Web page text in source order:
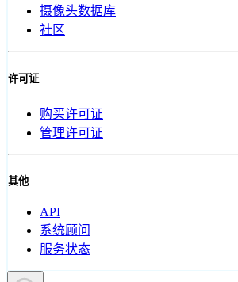
摄像头数据库
社区
许可证
购买许可证
管理许可证
其他
API
系统顾问
服务状态